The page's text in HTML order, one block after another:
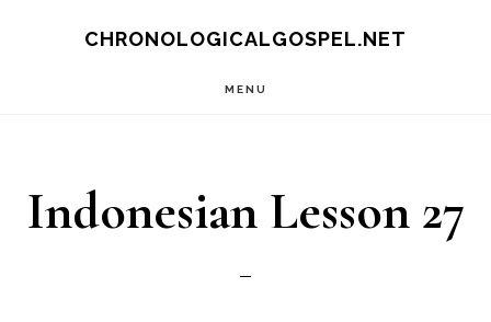
CHRONOLOGICALGOSPEL.NET
MENU
Indonesian Lesson 27